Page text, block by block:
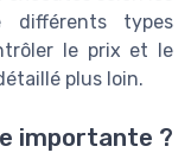
différents types
le prix et le
plus loin.
importante ?